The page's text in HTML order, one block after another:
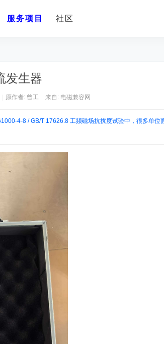
服务项目 社区
发生器
原作者: 曾工 来自: 电磁兼容网
4-8 / GB/T 17626.8 工频磁场抗扰度试验中，很多单位